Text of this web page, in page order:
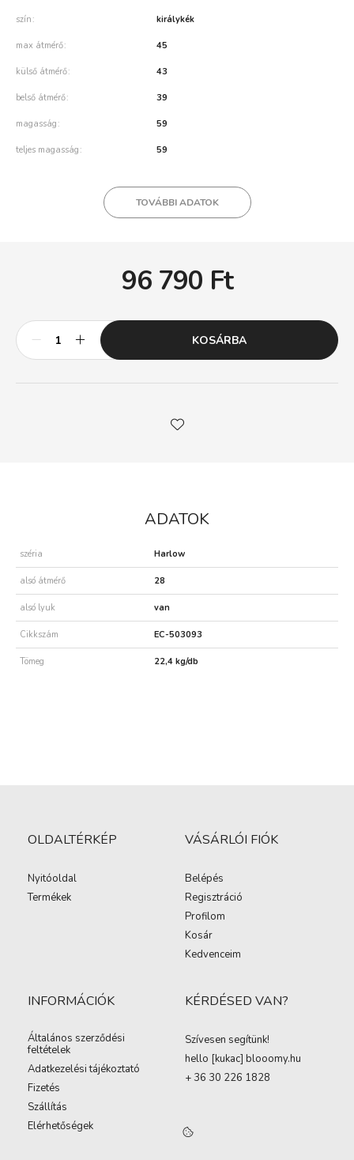
szín királykék
max átmérő 45
külső átmérő 43
belső átmérő 39
magasság 59
teljes magasság 59
TOVÁBBI ADATOK
96 790 Ft
KOSÁRBA
ADATOK
széria Harlow
alsó átmérő 28
alsó lyuk van
Cikkszám EC-503093
Tömeg 22,4 kg/db
OLDALTÉRKÉP
Nyitóoldal
Termékek
VÁSÁRLÓI FIÓK
Belépés
Regisztráció
Profilom
Kosár
Kedvenceim
INFORMÁCIÓK
Általános szerződési
feltételek
Adatkezelési tájékoztató
Fizetés
Szállítás
Elérhetőségek
KÉRDÉSED VAN?
Szívesen segítünk!
hello [kukac] blooomy.hu
+ 36 30 226 1828